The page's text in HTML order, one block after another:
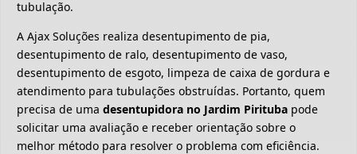
tubulação.
A Ajax Soluções realiza desentupimento de pia,
desentupimento de ralo, desentupimento de vaso,
desentupimento de esgoto, limpeza de caixa de gordura e
atendimento para tubulações obstruídas. Portanto, quem
precisa de uma desentupidora no Jardim Pirituba pode
solicitar uma avaliação e receber orientação sobre o
melhor método para resolver o problema com eficiência.